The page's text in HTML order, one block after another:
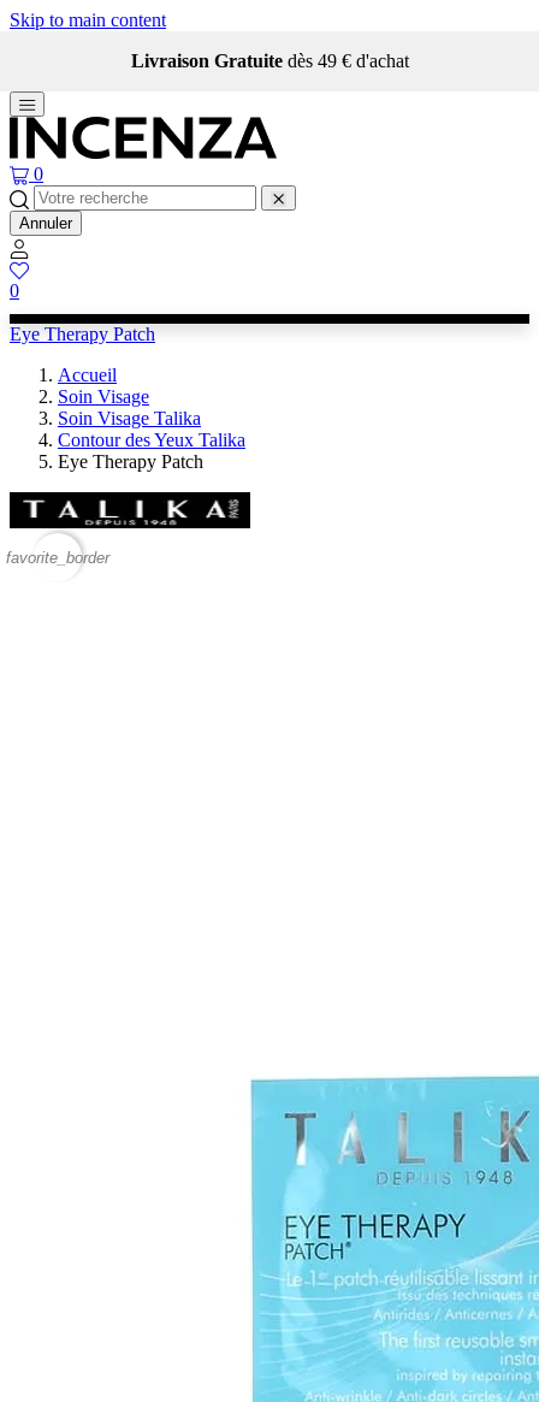
Skip to main content
Livraison Gratuite dès 49 € d'achat
0
Annuler
0
Eye Therapy Patch
Accueil
Soin Visage
Soin Visage Talika
Contour des Yeux Talika
Eye Therapy Patch
favorite_border